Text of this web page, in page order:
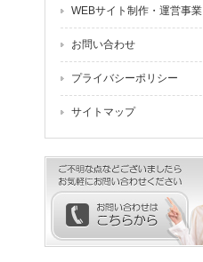
WEBサイト制作・運営事業
お問い合わせ
プライバシーポリシー
サイトマップ